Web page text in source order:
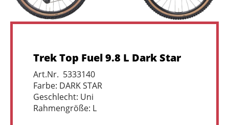
Trek Top Fuel 9.8 L Dark Star
Art.Nr. 5333140
Farbe: DARK STAR
Geschlecht: Uni
Rahmengröße: L